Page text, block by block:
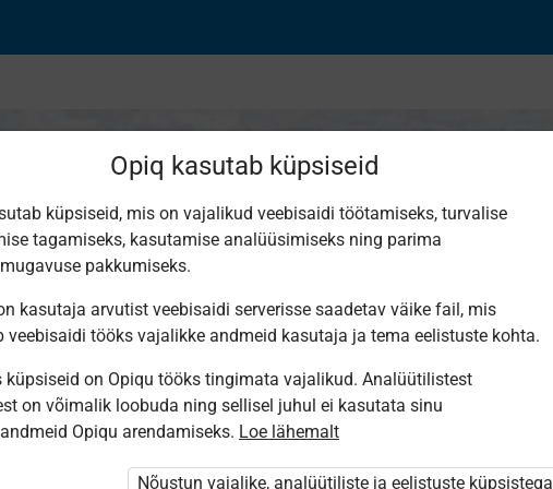
kahjustajad
sisse logitud.
„Erakasutaja 2024/25”,
Opiq kasutab küpsiseid
küpsiseid, mis on vajalikud veebisaidi töötamiseks, turvalise
tagamiseks, kasutamise analüüsimiseks ning parima
pakkumiseks.
kasutaja arvutist veebisaidi serverisse saadetav väike fail, mis
veebisaidi tööks vajalikke andmeid kasutaja ja tema eelistuste kohta.
küpsiseid on Opiqu tööks tingimata vajalikud. Analüütilistest
on võimalik loobuda ning sellisel juhul ei kasutata sinu
Opiqu arendamiseks. Loe lähemalt
Nõustun vajalike, analüütiliste ja eelistuste küpsistega